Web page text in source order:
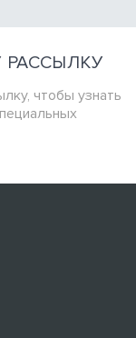
чтобы узнать